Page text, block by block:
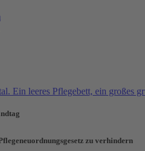
zu verhindern